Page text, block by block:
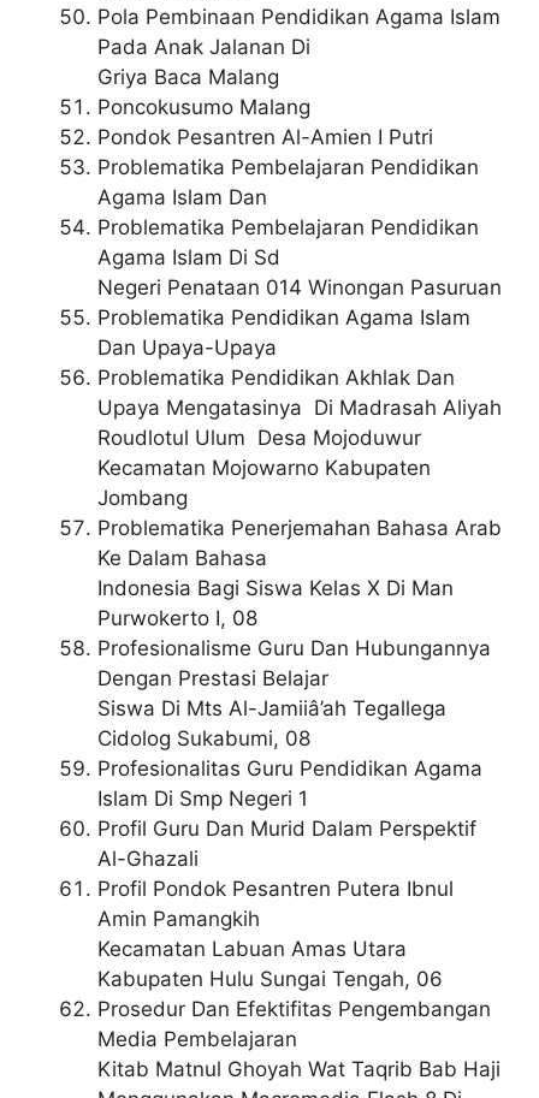
Pola Pembinaan Pendidikan Agama Islam
Pada Anak Jalanan Di
Griya Baca Malang
Poncokusumo Malang
Pondok Pesantren Al-Amien I Putri
Problematika Pembelajaran Pendidikan
Agama Islam Dan
Problematika Pembelajaran Pendidikan
Agama Islam Di Sd
Negeri Penataan 014 Winongan Pasuruan
Problematika Pendidikan Agama Islam
Dan Upaya-Upaya
Problematika Pendidikan Akhlak Dan
Upaya Mengatasinya Di Madrasah Aliyah
Roudlotul Ulum Desa Mojoduwur
Kecamatan Mojowarno Kabupaten
Jombang
Problematika Penerjemahan Bahasa Arab
Ke Dalam Bahasa
Indonesia Bagi Siswa Kelas X Di Man
Purwokerto I, 08
Profesionalisme Guru Dan Hubungannya
Dengan Prestasi Belajar
Siswa Di Mts Al-Jamiiâ’ah Tegallega
Cidolog Sukabumi, 08
Profesionalitas Guru Pendidikan Agama
Islam Di Smp Negeri 1
Profil Guru Dan Murid Dalam Perspektif
Al-Ghazali
Profil Pondok Pesantren Putera Ibnul
Amin Pamangkih
Kecamatan Labuan Amas Utara
Kabupaten Hulu Sungai Tengah, 06
Prosedur Dan Efektifitas Pengembangan
Media Pembelajaran
Kitab Matnul Ghoyah Wat Taqrib Bab Haji